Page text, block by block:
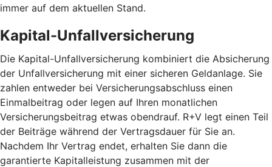
immer auf dem aktuellen Stand.
Kapital-Unfallversicherung
Die Kapital-Unfallversicherung kombiniert die Absicherung
der Unfallversicherung mit einer sicheren Geldanlage. Sie
zahlen entweder bei Versicherungsabschluss einen
Einmalbeitrag oder legen auf Ihren monatlichen
Versicherungsbeitrag etwas obendrauf. R+V legt einen Teil
der Beiträge während der Vertragsdauer für Sie an.
Nachdem Ihr Vertrag endet, erhalten Sie dann die
garantierte Kapitalleistung zusammen mit der